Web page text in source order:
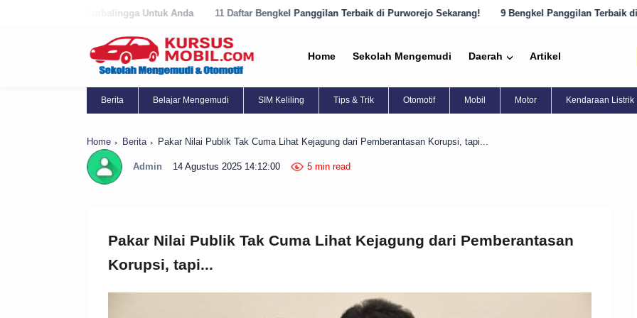
11 Daftar Bengkel Panggilan Terbaik di Purworejo Sekarang! 9 Bengkel Panggilan Terbaik di Semarang yang
Home Sekolah Mengemudi Daerah Artikel
Berita Belajar Mengemudi SIM Keliling Tips & Trik Otomotif Mobil Motor Kendaraan Listrik
Home Berita Pakar Nilai Publik Tak Cuma Lihat Kejagung dari Pemberantasan Korupsi, tapi...
Admin 14 Agustus 2025 14:12:00 5 min read
Pakar Nilai Publik Tak Cuma Lihat Kejagung dari Pemberantasan
Korupsi, tapi...